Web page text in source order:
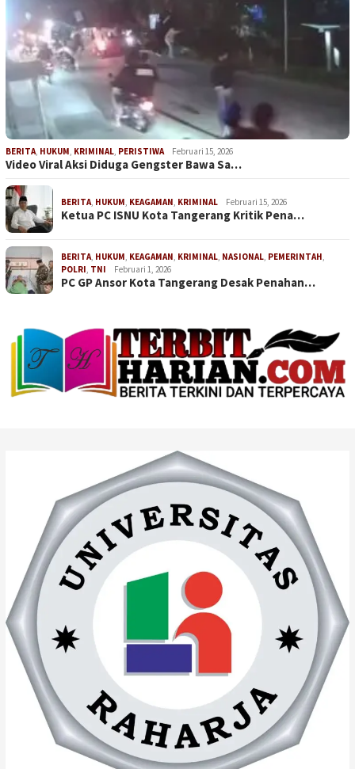
BERITA, HUKUM, KRIMINAL, PERISTIWA Februari 15, 2026
Video Viral Aksi Diduga Gengster Bawa Sa…
BERITA, HUKUM, KEAGAMAN, KRIMINAL Februari 15, 2026
Ketua PC ISNU Kota Tangerang Kritik Pena…
BERITA, HUKUM, KEAGAMAN, KRIMINAL, NASIONAL, PEMERINTAH,
POLRI, TNI Februari 1, 2026
PC GP Ansor Kota Tangerang Desak Penahan…